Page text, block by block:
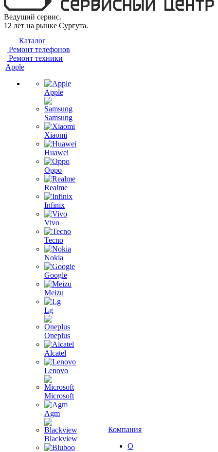
Ведущий сервис.
12 лет на рынке Сургута.
Каталог
Ремонт телефонов
Ремонт техники
Apple
Apple
Samsung
Xiaomi
Huawei
Oppo
Realme
Infinix
Vivo
Tecno
Nokia
Google
Meizu
Lg
Oneplus
Alcatel
Lenovo
Microsoft
Agm
Blackview
Компания
О